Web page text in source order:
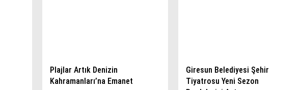
Plajlar Artık Denizin
Kahramanları’na Emanet
Giresun Belediyesi Şehir
Tiyatrosu Yeni Sezon